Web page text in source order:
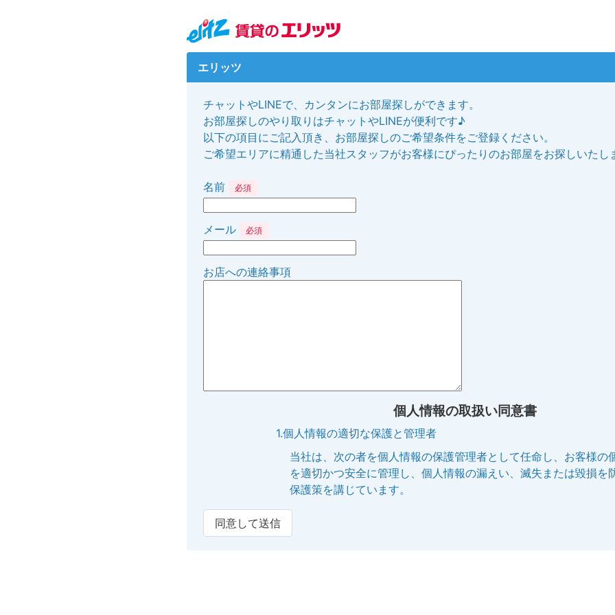
エリッツ
チャットやLINEで、カンタンにお部屋探しができます。
お部屋探しのやり取りはチャットやLINEが便利です♪
以下の項目にご記入頂き、お部屋探しのご希望条件をご登録ください。
ご希望エリアに精通した当社スタッフがお客様にぴったりのお部屋をお探しいたし
名前 必須
メール 必須
お店への連絡事項
個人情報の取扱い同意書
1.個人情報の適切な保護と管理者
当社は、次の者を個人情報の保護管理者として任命し、お客様の
を適切かつ安全に管理し、個人情報の漏えい、滅失または毀損を
保護策を講じています。
同意して送信